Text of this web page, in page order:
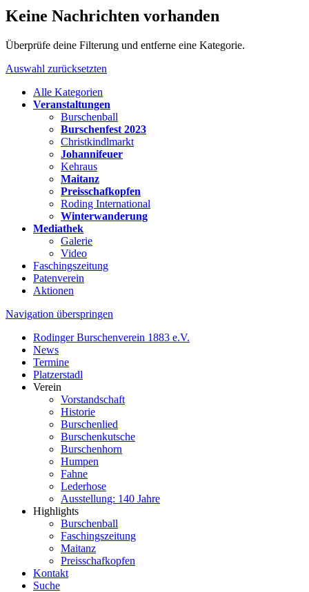
Keine Nachrichten vorhanden
Überprüfe deine Filterung und entferne eine Kategorie.
Auswahl zurücksetzten
Alle Kategorien
Veranstaltungen
Burschenball
Burschenfest 2023
Christkindlmarkt
Johannifeuer
Kehraus
Maitanz
Preisschafkopfen
Roding International
Winterwanderung
Mediathek
Galerie
Video
Faschingszeitung
Patenverein
Aktionen
Navigation überspringen
Rodinger Burschenverein 1883 e.V.
News
Termine
Platzerstadl
Verein
Vorstandschaft
Historie
Burschenlied
Burschenkutsche
Burschenhorn
Humpen
Fahne
Lederhose
Ausstellung: 140 Jahre
Highlights
Burschenball
Faschingszeitung
Maitanz
Preisschafkopfen
Kontakt
Suche